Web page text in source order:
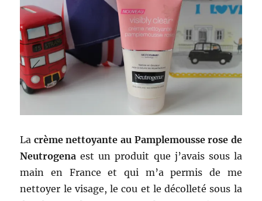
La crème nettoyante au Pamplemousse rose de
Neutrogena est un produit que j’avais sous la
main en France et qui m’a permis de me
nettoyer le visage, le cou et le décolleté sous la